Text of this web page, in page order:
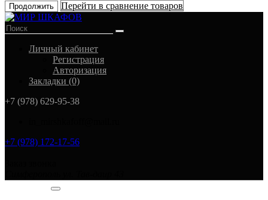
Продолжить Перейти в сравнение товаров
Личный кабинет
Регистрация
Авторизация
Закладки (0)
+7 (978) 629-95-38
+7 (978) 172-17-56